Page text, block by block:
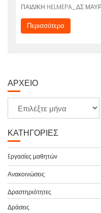
ΠΑΙΔΙΚΗ HELMEPA_ΔΣ
Περισσότερα
ΑΡΧΕΊΟ
χ
ε
ί
ο
ΚΑΤΗΓΟΡΊΕΣ
Eργασίες μαθητών
Ανακοινώσεις
Δραστηριότητες
Δράσεις